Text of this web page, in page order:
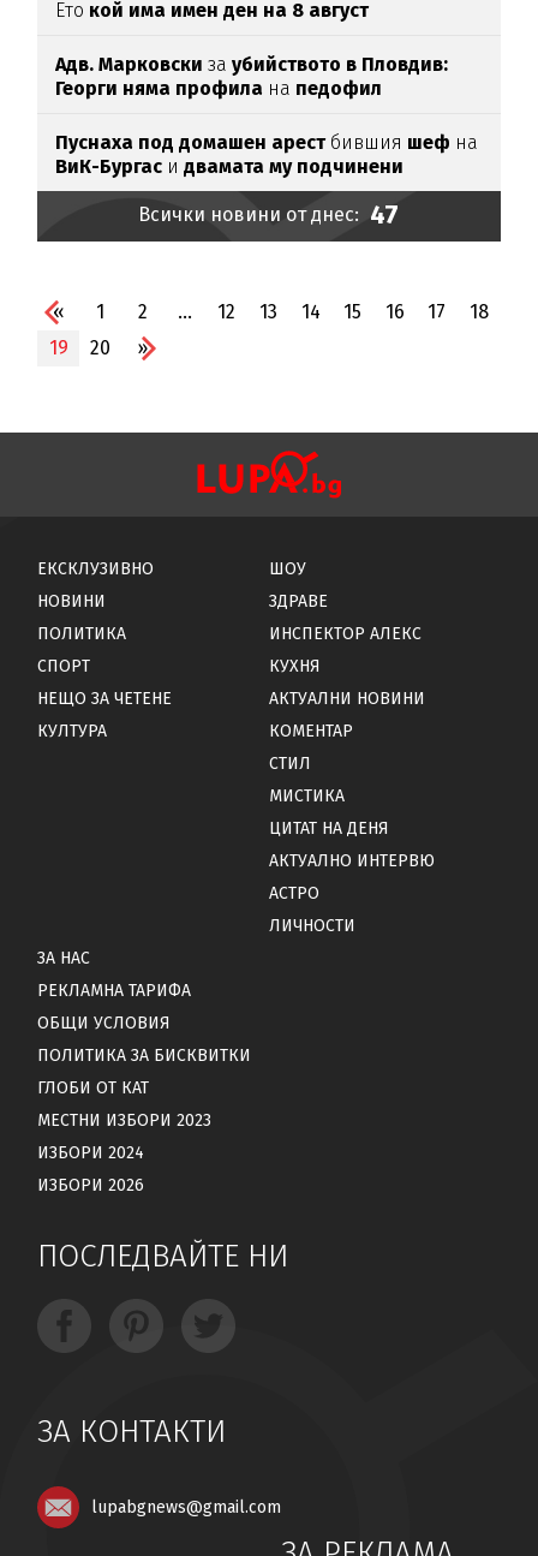
Ето кой има имен ден на 8 август
Адв. Марковски заубийството в Пловдив:
Георги няма профила на педофил
Пуснаха под домашен арестбившия шеф на
ВиК-Бургас и двамата му подчинени
Всички новини от днес: 47
« 1 2 ... 12 13 14 15 16 17
18
19
20 »
ЕКСКЛУЗИВНО
НОВИНИ
ПОЛИТИКА
СПОРТ
НЕЩО ЗА ЧЕТЕНЕ
КУЛТУРА
ШОУ
ЗДРАВЕ
ИНСПЕКТОР АЛЕКС
КУХНЯ
АКТУАЛНИ НОВИНИ
КОМЕНТАР
СТИЛ
МИСТИКА
ЦИТАТ НА ДЕНЯ
АКТУАЛНО ИНТЕРВЮ
АСТРО
ЛИЧНОСТИ
ЗА НАС
РЕКЛАМНА ТАРИФА
ОБЩИ УСЛОВИЯ
ПОЛИТИКА ЗА БИСКВИТКИ
ГЛОБИ ОТ КАТ
МЕСТНИ ИЗБОРИ 2023
ИЗБОРИ 2024
ИЗБОРИ 2026
ПОСЛЕДВАЙТЕ НИ
ЗА КОНТАКТИ
lupabgnews@gmail.com